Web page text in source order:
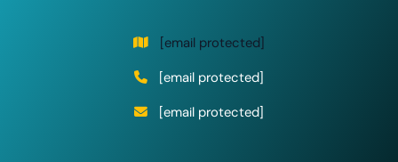
[email protected]
[email protected]
[email protected]